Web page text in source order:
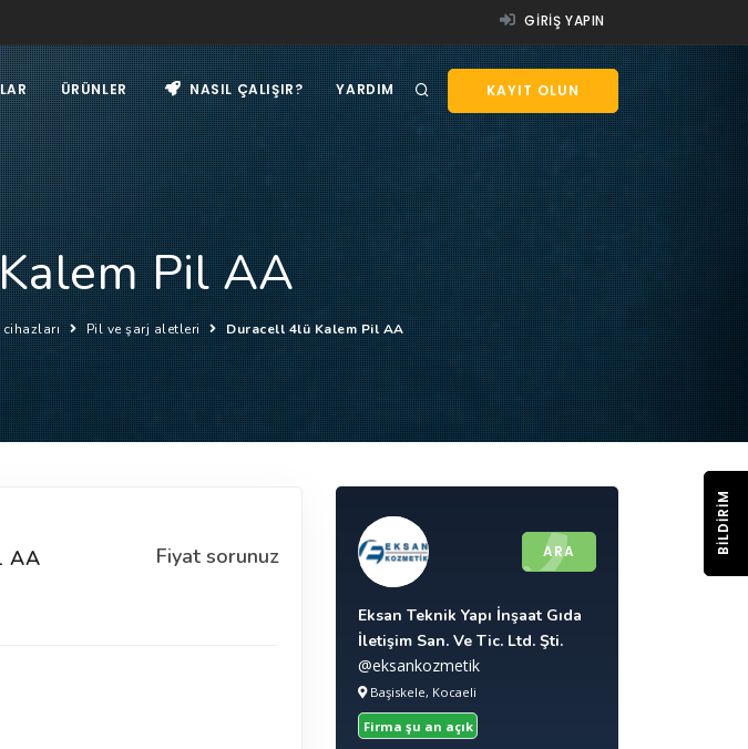
GIRIŞ YAPIN
KAYIT OLUN
ÜRÜNLER NASIL ÇALIŞIR? YARDIM
Pil AA
Pil ve şarj aletleri Duracell 4lü Kalem Pil AA
Fiyat sorunuz
AA ARA
Eksan Teknik Yapı İnşaat Gıda
İletişim San. Ve Tic. Ltd. Şti.
@eksankozmetik
Başiskele, Kocaeli
Firma şu an açık
BILDIRIM